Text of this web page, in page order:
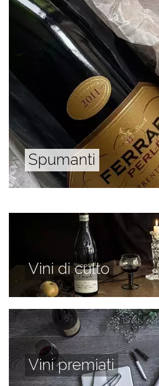
Spumanti
Vini di culto
Vini premiati